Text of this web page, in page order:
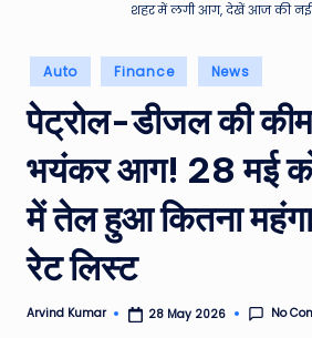
e
c
h
&
M
o
vi
e
शहर में लगी आग, देखें आज की नई
Posted
in
Auto Finance News
पेट्रोल-डीजल की
भयंकर आग! 28 मई
में तेल हुआ कितना
रेट लिस्ट
Posted
Arvind Kumar 28 May 2026 No